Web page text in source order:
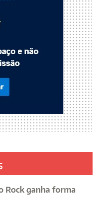
Rock ganha forma